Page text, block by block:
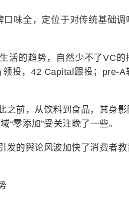
味全，定位于对传统基础
活的趋势，自然少不了VC
投，42 Capital跟投；pre-A
之前，从饮料到食品，其身
“零添加”受关注晚了一些。
发的舆论风波加快了消费者